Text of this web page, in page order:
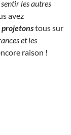
sentir les autres
avez
projetonstous sur
et les
raison !